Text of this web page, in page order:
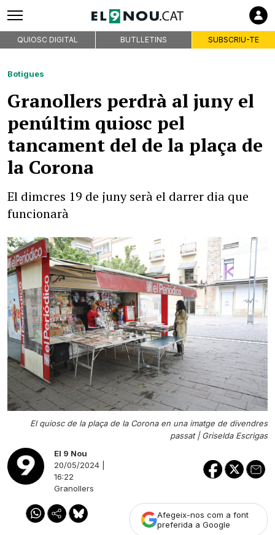
QUIOSC DIGITAL BUTLLETINS SUBSCRIU-TE
Botigues
Granollers perdrà al juny el
penúltim quiosc pel
tancament del de la plaça de
la Corona
El dimcres 19 de juny serà el darrer dia que
funcionarà
El quiosc de la plaça de la Corona en una imatge de divendres
passat |Griselda Escrigas
El 9 Nou
20/05/2024 |
16:22
Granollers
Afegeix-nos com a font
preferida a Google